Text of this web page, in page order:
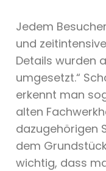
Jedem
und
Details wurden
umgesetzt.“
erkennt man
alten
dazugehörigen
dem
wichtig, dass